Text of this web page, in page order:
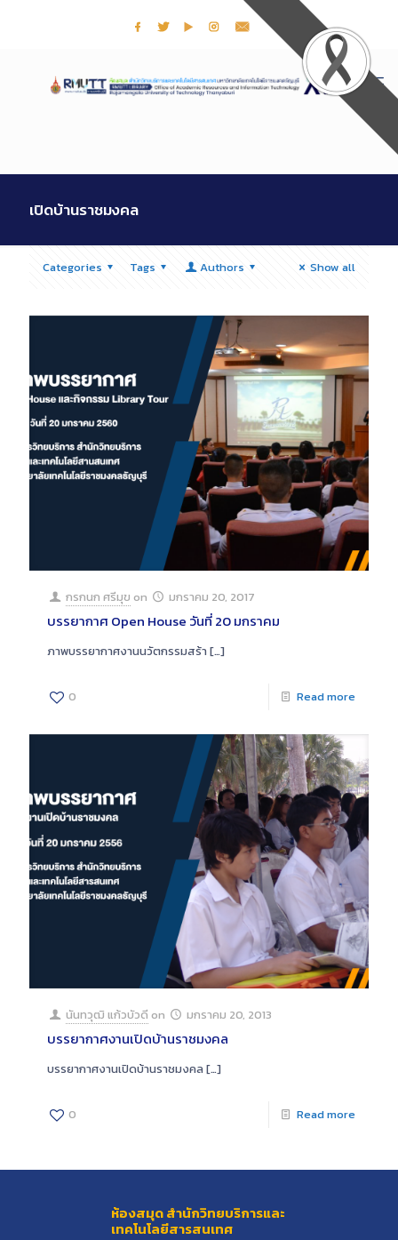
เปิดบ้านราชมงคล
Categories Tags Authors Show all
กรกนก ศรีมุข on มกราคม 20, 2017
บรรยากาศ Open House วันที่ 20 มกราคม
ภาพบรรยากาศงานนวัตกรรมสร้า […]
0 Read more
นันทวุฒิ แก้วบัวดี on มกราคม 20, 2013
บรรยากาศงานเปิดบ้านราชมงคล
บรรยากาศงานเปิดบ้านราชมงคล […]
0 Read more
ห้องสมุด สำนักวิทยบริการและ
เทคโนโลยีสารสนเทศ